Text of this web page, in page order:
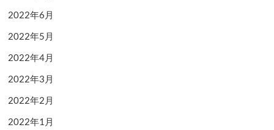
2022年6月
2022年5月
2022年4月
2022年3月
2022年2月
2022年1月